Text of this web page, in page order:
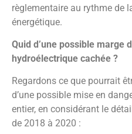
règlementaire au rythme de
énergétique.
Quid d’une possible marge
hydroélectrique cachée ?
Regardons ce que pourrait
d’une possible mise en
entier, en considérant le
de 2018 à 2020 :